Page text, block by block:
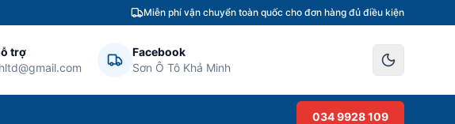
Miễn phí vận chuyển toàn quốc cho đơn hàng đủ điều kiện
trợ
Facebook
Sơn Ô Tô Khả Minh
034 9928 109